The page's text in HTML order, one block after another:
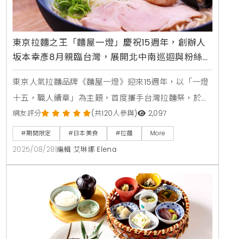
東京拉麵之王「麵屋一燈」慶祝15週年，創辦人
坂本幸彥8月親臨台灣，展開北中南巡迴與粉絲見
面，限定法式套餐饗宴饕客必吃
東京人氣拉麵品牌《麵屋一燈》迎來15週年，以「一燈
十五，職人續章」為主題，首度攜手台灣拉麵祭，於
8/28至8/30展開全台巡迴活動，分別在台中勤美誠品
店、高雄夢時代店以及台北信義統一時代店登場。創辦
人坂本幸彥社長也將親自來台，與粉絲一同見證品牌的
重要里程碑。法式料理精神融入拉麵自2009年創業以
來，坂本幸彥將法式料理的細膩手法帶入拉麵世界，打
造出兼具濃郁與優雅的獨特湯頭。憑藉這份創新與堅
持，麵屋一
網友評分 (共120人參與) 2,097
#期間限定 #日本美食 #拉麵 More
2025/08/28 編輯 艾琳娜 Elena